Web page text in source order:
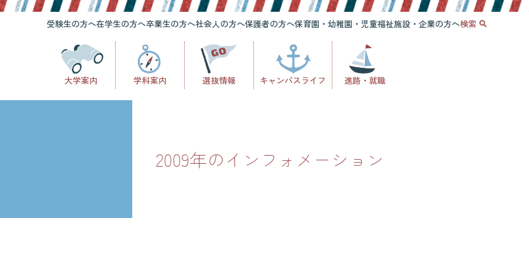
受験生の方へ在学生の方へ卒業生の方へ社会人の方へ保護者の方へ保育園・幼稚園・児童福祉施設・企業の方へ検索
大学案内 学科案内 選抜情報 キャンパスライフ 進路・就職
2009年のインフォメーション